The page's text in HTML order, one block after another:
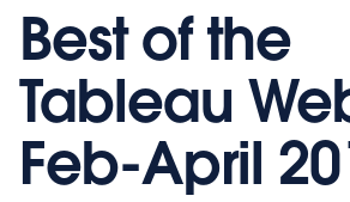
Best of the
Tableau
Feb-April